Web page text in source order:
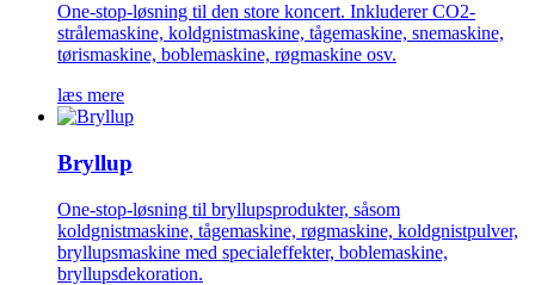
One-stop-løsning til den store koncert. Inkluderer CO2-
strålemaskine, koldgnistmaskine, tågemaskine, snemaskine,
tørismaskine, boblemaskine, røgmaskine osv.
læs mere
Bryllup
One-stop-løsning til bryllupsprodukter, såsom
koldgnistmaskine, tågemaskine, røgmaskine, koldgnistpulver,
bryllupsmaskine med specialeffekter, boblemaskine,
bryllupsdekoration.